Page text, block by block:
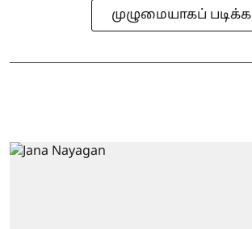
முழுமையாகப் படிக்க